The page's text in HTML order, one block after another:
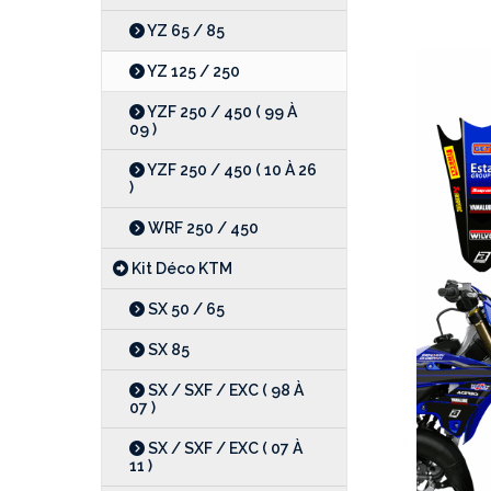
YZ 65 / 85
YZ 125 / 250
YZF 250 / 450 ( 99 À
09 )
YZF 250 / 450 ( 10 À 26
)
WRF 250 / 450
Kit Déco KTM
SX 50 / 65
SX 85
SX / SXF / EXC ( 98 À
07 )
SX / SXF / EXC ( 07 À
11 )